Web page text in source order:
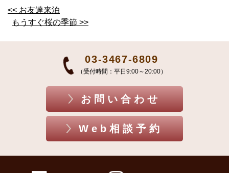
<< お友達来泊
もうすぐ桜の季節 >>
03-3467-6809
（受付時間：平日9:00～20:00）
お問い合わせ
Web相談予約